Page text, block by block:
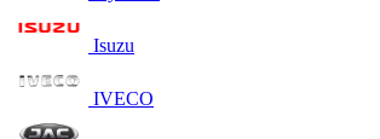
Isuzu
IVECO